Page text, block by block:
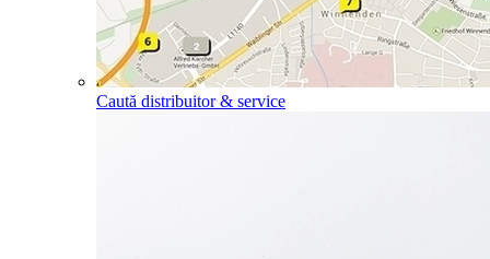
Caută distribuitor & service